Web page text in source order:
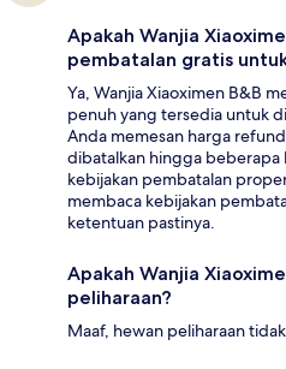
Apakah Wanjia
pembatalan gratis
Ya, Wanjia Xiaoximen B&B
penuh yang tersedia untuk
Anda memesan harga
dibatalkan hingga
kebijakan pembatalan
membaca kebijakan
ketentuan pastinya.
Apakah Wanjia
peliharaan?
Maaf, hewan peliharaan